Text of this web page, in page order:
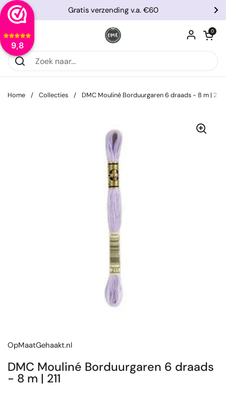
9,8
Ga naar content
Vorige
Gratis verzending v.a. €60
Menu openen
0
Home / Collecties / DMC Mouliné Borduurgaren 6 draads - 8 m | 211
OpMaatGehaakt.nl
DMC Mouliné Borduurgaren 6 draads
- 8 m | 211